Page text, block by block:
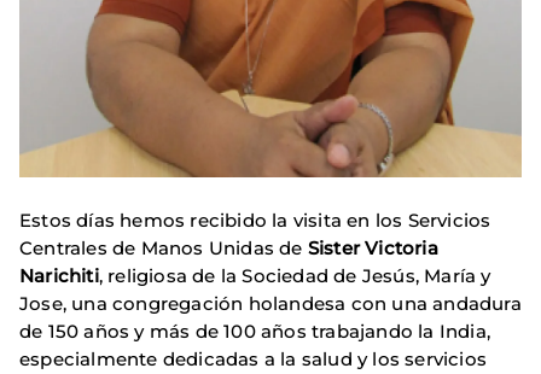
Estos días hemos recibido la visita en los Servicios
Centrales de Manos Unidas de Sister Victoria
Narichiti, religiosa de la Sociedad de Jesús, María y
Jose, una congregación holandesa con una andadura
de 150 años y más de 100 años trabajando la India,
especialmente dedicadas a la salud y los servicios